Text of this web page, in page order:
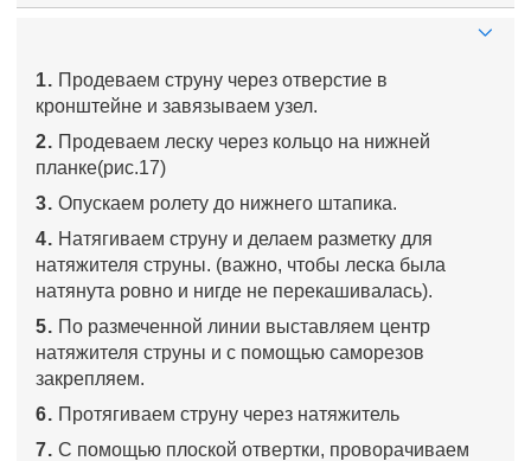
1. Продеваем струну через отверстие в
кронштейне и завязываем узел.
2. Продеваем леску через кольцо на нижней
планке(рис.17)
3. Опускаем ролету до нижнего штапика.
4. Натягиваем струну и делаем разметку для
натяжителя струны. (важно, чтобы леска была
натянута ровно и нигде не перекашивалась).
5. По размеченной линии выставляем центр
натяжителя струны и с помощью саморезов
закрепляем.
6. Протягиваем струну через натяжитель
7. С помощью плоской отвертки, проворачиваем